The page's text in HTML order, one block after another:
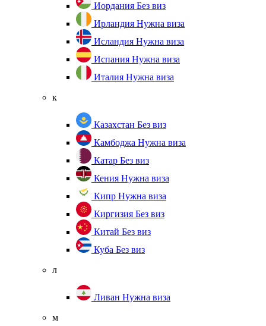
Иордания Без виз
Ирландия Нужна виза
Исландия Нужна виза
Испания Нужна виза
Италия Нужна виза
к
Казахстан Без виз
Камбоджа Нужна виза
Катар Без виз
Кения Нужна виза
Кипр Нужна виза
Киргизия Без виз
Китай Без виз
Куба Без виз
л
Ливан Нужна виза
м